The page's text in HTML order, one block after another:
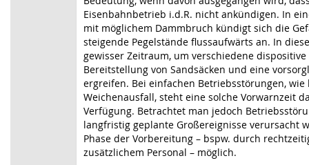
Eisenbahnbetrieb i.d.R. nicht ankündigen. In
mit möglichem Dammbruch kündigt sich die
steigende Pegelstände flussaufwärts an. In
gewisser Zeitraum, um verschiedene
Bereitstellung von Sandsäcken und eine
ergreifen. Bei einfachen Betriebsstörungen, wie
Weichenausfall, steht eine solche Vorwarnzeit
Verfügung. Betrachtet man jedoch
langfristig geplante Großereignisse verursacht
Phase der Vorbereitung – bspw. durch
zusätzlichem Personal – möglich.